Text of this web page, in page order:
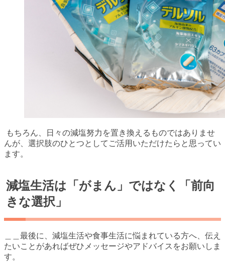
もちろん、日々の減塩努力を置き換えるものではありませ
んが、選択肢のひとつとしてご活用いただけたらと思ってい
ます。
減塩生活は「がまん」ではなく「前向
きな選択」
＿＿最後に、減塩生活や食事生活に悩まれている方へ、伝え
たいことがあればぜひメッセージやアドバイスをお願いしま
す。